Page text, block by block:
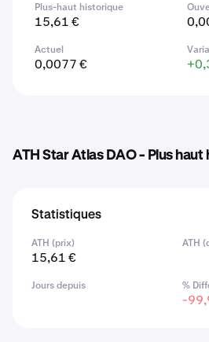
Plus-haut historique
15,61 €
Actuel
0,0077 €
ATH Star Atlas DAO - Plus haut
Statistiques
ATH (prix)
15,61 €
ATH
Jours depuis %
-